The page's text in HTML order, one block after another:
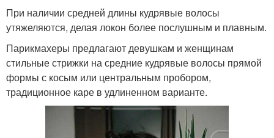
При наличии средней длины кудрявые волосы
утяжеляются, делая локон более послушным и плавным.
Парикмахеры предлагают девушкам и женщинам
стильные стрижки на средние кудрявые волосы прямой
формы с косым или центральным пробором,
традиционное каре в удлиненном варианте.